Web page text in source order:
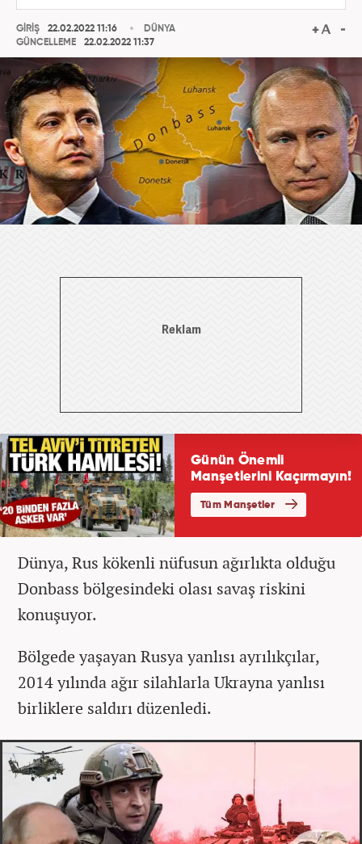
GİRİŞ
22.02.2022 11:16
GÜNCELLEME
22.02.2022 11:37
DÜNYA
Dünya, Rus kökenli nüfusun ağırlıkta olduğu
Donbass bölgesindeki olası savaş riskini
konuşuyor.
Bölgede yaşayan Rusya yanlısı ayrılıkçılar,
2014 yılında ağır silahlarla Ukrayna yanlısı
birliklere saldırı düzenledi.